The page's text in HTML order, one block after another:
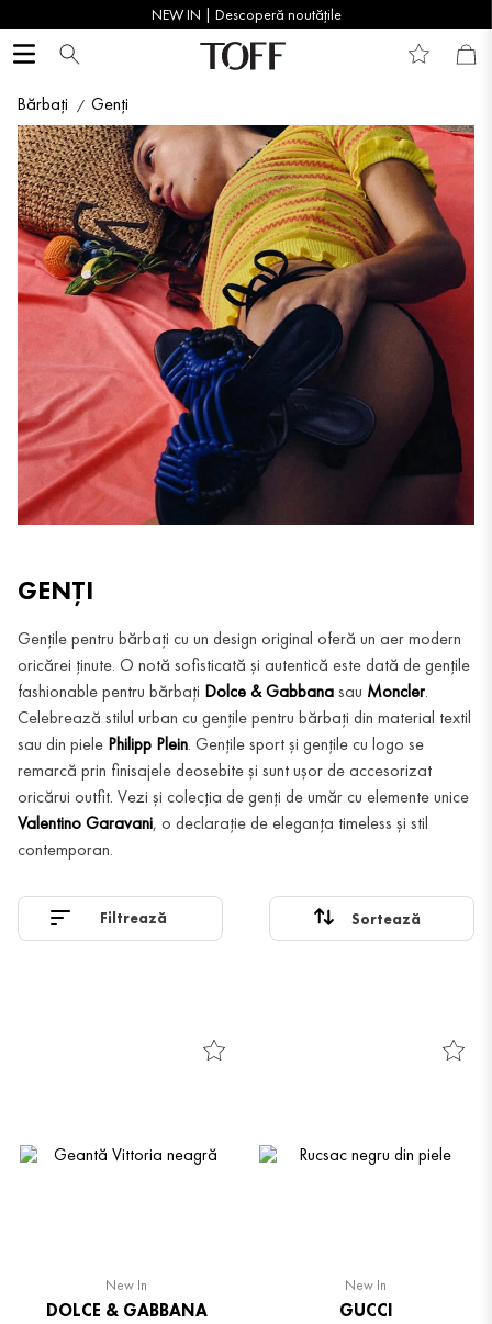
NEW IN | Descoperă noutățile
Bărbați Genți
GENȚI
Gențile pentru bărbați cu un design original oferă un aer modern
oricărei ținute. O notă sofisticată și autentică este dată de gențile
fashionable pentru bărbați Dolce & Gabbanasau Moncler.
Celebrează stilul urban cu gențile pentru bărbați din material textil
sau din piele Philipp Plein. Gențile sport și gențile cu logo se
remarcă prin finisajele deosebite și sunt ușor de accesorizat
oricărui outfit. Vezi și colecția de genți de umăr cu elemente unice
Valentino Garavani, o declarație de eleganța timeless și stil
contemporan.
Filtrează
New In
DOLCE & GABBANA
New In
GUCCI